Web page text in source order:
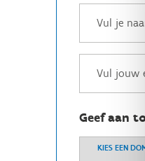
Geef aan
KIES EEN